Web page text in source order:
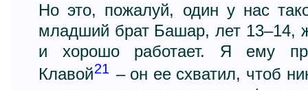
Но это, пожалуй, один у нас
младший брат Башар, лет 13–14,
и хорошо работает. Я ему
Клавой21 – он ее схватил, чтоб